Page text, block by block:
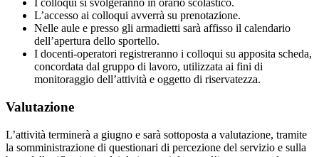
I colloqui si svolgeranno in orario scolastico.
L’accesso ai colloqui avverrà su prenotazione.
Nelle aule e presso gli armadietti sarà affisso il calendario
dell’apertura dello sportello.
I docenti-operatori registreranno i colloqui su apposita scheda,
concordata dal gruppo di lavoro, utilizzata ai fini di
monitoraggio dell’attività e oggetto di riservatezza.
Valutazione
L’attività terminerà a giugno e sarà sottoposta a valutazione, tramite
la somministrazione di questionari di percezione del servizio e sulla